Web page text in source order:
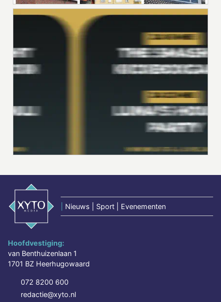
Nieuws | Sport | Evenementen
Hoofdvestiging:
van Benthuizenlaan 1
1701 BZ Heerhugowaard
072 8200 600
redactie@xyto.nl